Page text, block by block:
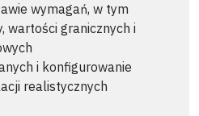
wymagań, w tym
wartości granicznych i
i konfigurowanie
realistycznych